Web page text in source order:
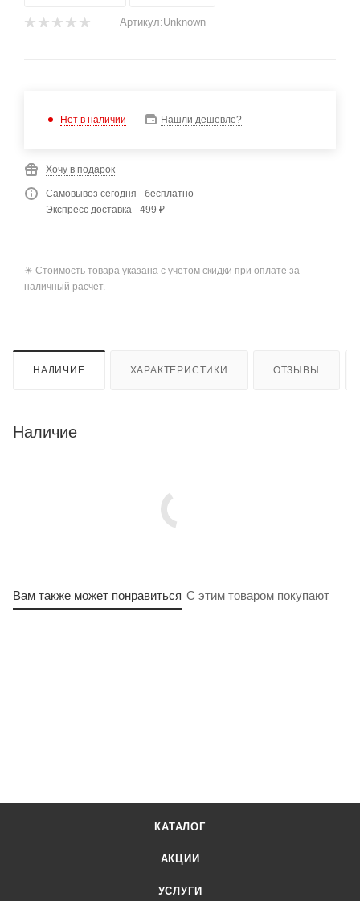
Артикул:Unknown
Нет в наличии Нашли дешевле?
Хочу в подарок
Самовывоз сегодня - бесплатно
Экспресс доставка - 499 ₽
✴️ Стоимость товара указана с учетом скидки при оплате за
наличный расчет.
НАЛИЧИЕ ХАРАКТЕРИСТИКИ ОТЗЫВЫ
Наличие
Вам также может понравиться С этим товаром покупают
КАТАЛОГ
АКЦИИ
УСЛУГИ